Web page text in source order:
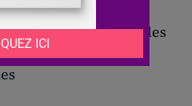
physiques et morales